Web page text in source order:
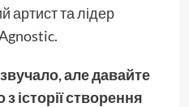
артист та лідер
але давайте
історії створення